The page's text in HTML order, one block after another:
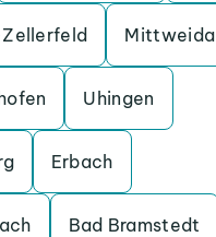
Mittweida
Uhingen
Erbach
Bad Bramstedt